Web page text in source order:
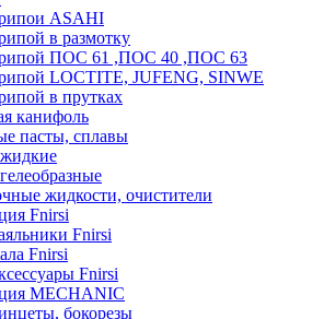
ASAHI
в размотку
ПОС 61 ,ПОС 40 ,ПОС 63
LOCTITE, JUFENG, SINWE
в прутках
канифоль
пасты, сплавы
жидкости, очистители
Fnirsi
Fnirsi
Fnirsi
Fnirsi
MECHANIC
бокорезы